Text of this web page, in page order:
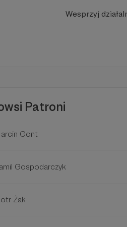
Wesprzyj
Patroni
Gont
Gospodarczyk
Żak